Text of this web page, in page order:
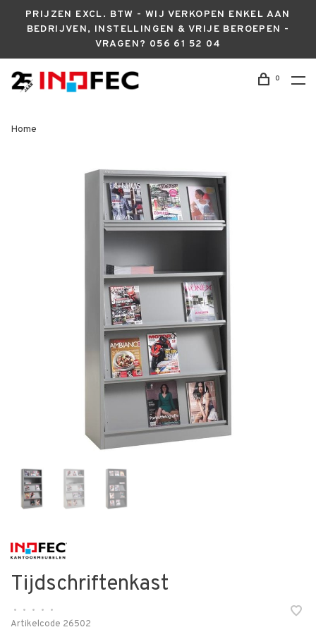
PRIJZEN EXCL. BTW - WIJ VERKOPEN ENKEL AAN
BEDRIJVEN, INSTELLINGEN & VRIJE BEROEPEN -
VRAGEN? 056 61 52 04
0
Home
Tijdschriftenkast
• • • •
•
Artikelcode 26502